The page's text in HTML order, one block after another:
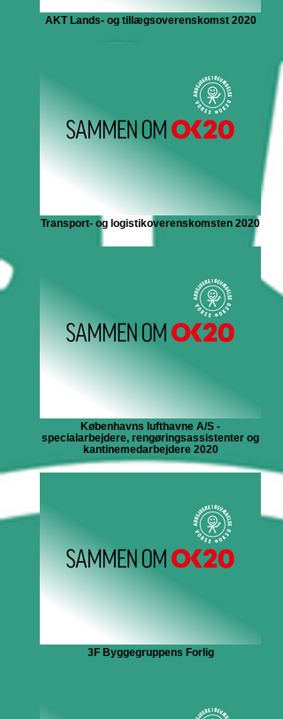
AKT Lands- og tillægsoverenskomst 2020
Transport- og logistikoverenskomsten 2020
Københavns lufthavne A/S -
specialarbejdere, rengøringsassistenter og
kantinemedarbejdere 2020
3F Byggegruppens Forlig